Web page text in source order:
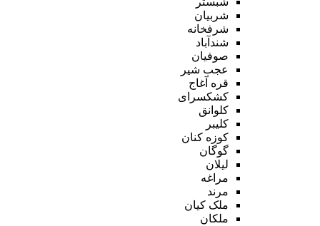
شربیان
شرفخانه
شندآباد
صوفیان
عجب شیر
قره آغاج
کشکسرای
کلوانق
کلیبر
کوزه کنان
گوگان
لیلان
مراغه
مرند
ملک کیان
ملکان